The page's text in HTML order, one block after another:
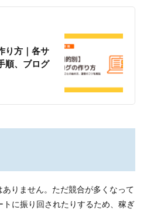
り方｜各サ
順、ブログ
りません。ただ競合が多くなって
トに振り回されたりするため、稼ぎ